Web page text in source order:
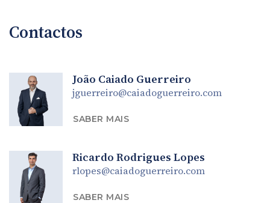
Contactos
João Caiado Guerreiro
jguerreiro@caiadoguerreiro.com
SABER MAIS
Ricardo Rodrigues Lopes
rlopes@caiadoguerreiro.com
SABER MAIS